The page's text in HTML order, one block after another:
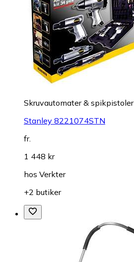
Skruvautomater & spikpistoler
Stanley 8221074STN
fr.
1 448 kr
hos Verkter
+2 butiker